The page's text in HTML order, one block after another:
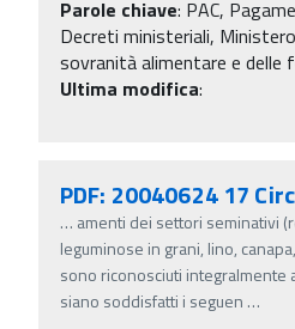
Parole chiave: PAC,
Decreti ministeriali,
sovranità alimentare e delle
Ultima modifica:
PDF: 20040624 17
… amenti dei settori seminativi
leguminose in grani, lino,
sono riconosciuti integralmente
siano soddisfatti i seguen …